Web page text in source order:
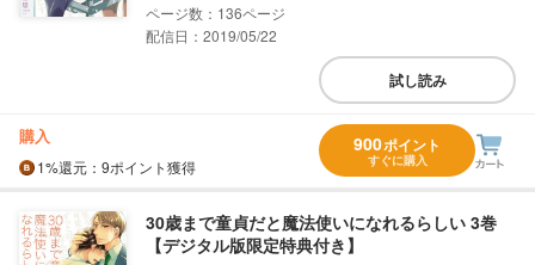
136
配信日：2019/05/22
試し読み
購入
1%還元 ：9ポイント獲得
900ポイント
すぐに購入
30歳まで童貞だと魔法使いになれるらしい 3巻
【デジタル版限定特典付き】